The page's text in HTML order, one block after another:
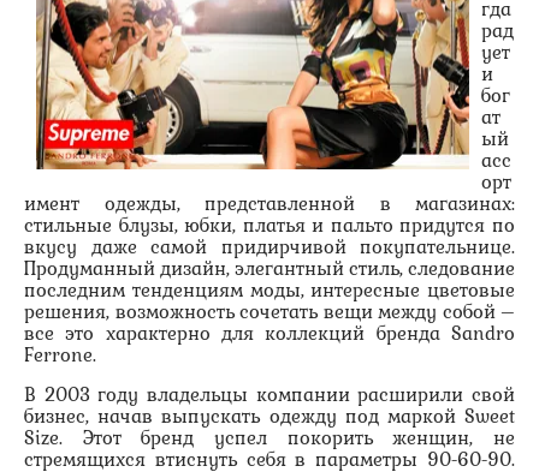
гда
рад
ует
и
бог
ат
ый
асс
орт
имент одежды, представленной в магазинах:
стильные блузы, юбки, платья и пальто придутся по
вкусу даже самой придирчивой покупательнице.
Продуманный дизайн, элегантный стиль, следование
последним тенденциям моды, интересные цветовые
решения, возможность сочетать вещи между собой –
все это характерно для коллекций бренда Sandro
Ferrone.
В 2003 году владельцы компании расширили свой
бизнес, начав выпускать одежду под маркой Sweet
Size. Этот бренд успел покорить женщин, не
стремящихся втиснуть себя в параметры 90-60-90.